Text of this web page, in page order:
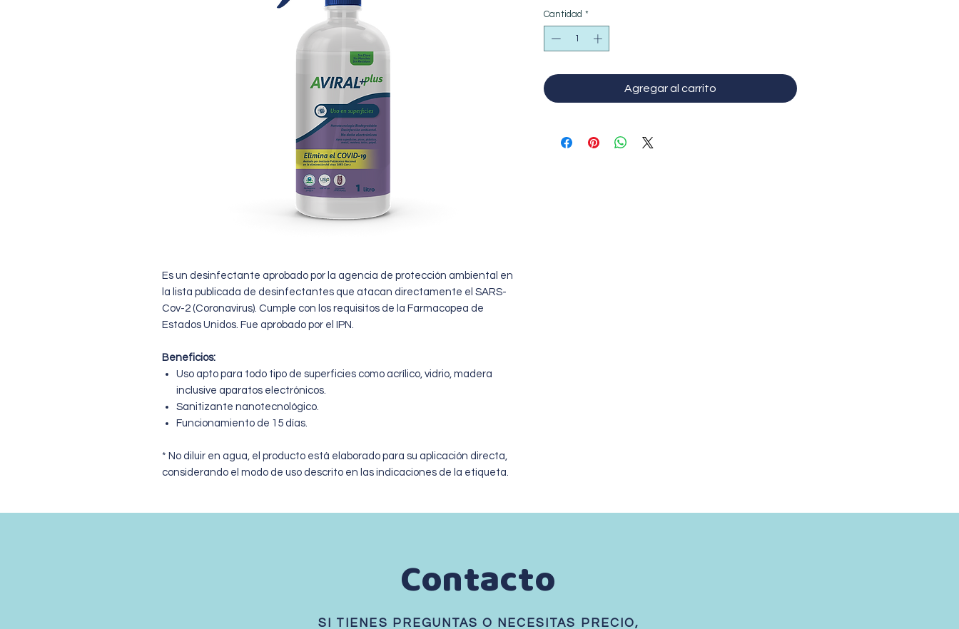
Es un desinfectante aprobado por la agencia de protección ambiental en
la lista publicada de desinfectantes que atacan directamente el SARS-
Cov-2 (Coronavirus). Cumple con los requisitos de la Farmacopea de
Estados Unidos. Fue aprobado por el IPN.
Beneficios:
Uso apto para todo tipo de superficies como acrílico, vidrio, madera
inclusive aparatos electrónicos.
Sanitizante nanotecnológico.
Funcionamiento de 15 días.
* No diluir en agua, el producto está elaborado para su aplicación directa,
considerando el modo de uso descrito en las indicaciones de la etiqueta.
Cantidad *
Agregar al carrito
Contacto
SI TIENES PREGUNTAS O NECESITAS PRECIO,